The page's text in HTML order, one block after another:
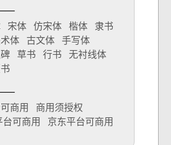
宋体 仿宋体 楷体
隶书
体 古文体
手写体
草书 行书
无衬线体
商用
商用须授权
台可商用
京东平台可商用